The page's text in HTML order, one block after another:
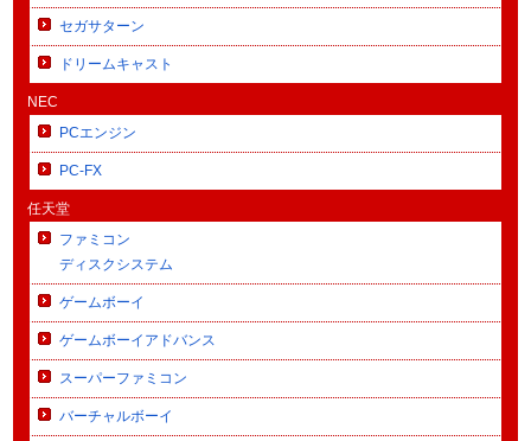
セガサターン
ドリームキャスト
NEC
PCエンジン
PC-FX
任天堂
ファミコン
ディスクシステム
ゲームボーイ
ゲームボーイアドバンス
スーパーファミコン
バーチャルボーイ